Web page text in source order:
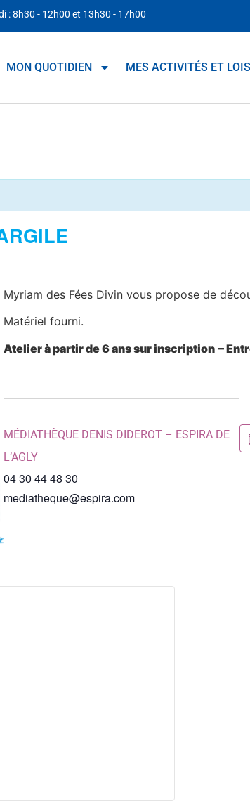
: 8h30 - 12h00 et 13h30 - 17h00
MON QUOTIDIEN MES ACTIVITÉS ET
Myriam des Fées Divin vous propose de
Matériel fourni.
Atelier à partir de 6 ans sur inscription –
MÉDIATHÈQUE DENIS DIDEROT – ESPIRA DE
L’AGLY
04 30 44 48 30
mediatheque@espira.com